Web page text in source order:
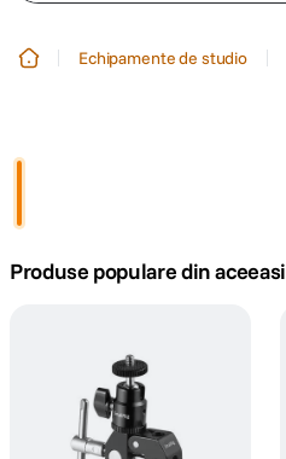
4. peak design
lavaliera
card memorie
Echipamente de studio
Produse populare din